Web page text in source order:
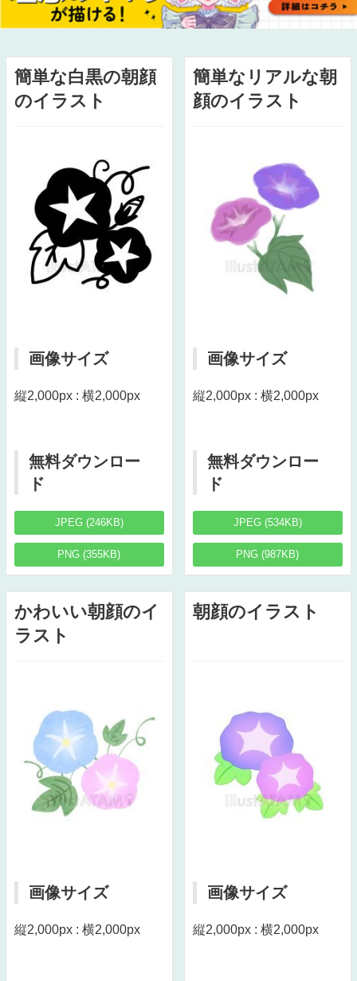
簡単な白黒の朝顔
のイラスト
画像サイズ
縦2,000px : 横2,000px
無料ダウンロー
ド
JPEG (246KB)
PNG (355KB)
簡単なリアルな朝
顔のイラスト
画像サイズ
縦2,000px : 横2,000px
無料ダウンロー
ド
JPEG (534KB)
PNG (987KB)
かわいい朝顔のイ
ラスト
画像サイズ
縦2,000px : 横2,000px
朝顔のイラスト
画像サイズ
縦2,000px : 横2,000px